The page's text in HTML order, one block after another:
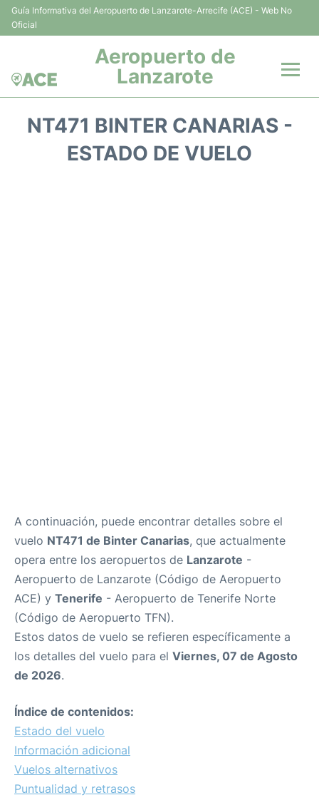
Guía Informativa del Aeropuerto de Lanzarote-Arrecife (ACE) - Web No
Oficial
Aeropuerto de
Lanzarote
NT471 BINTER CANARIAS -
ESTADO DE VUELO
A continuación, puede encontrar detalles sobre el
vuelo NT471 de Binter Canarias, que actualmente
opera entre los aeropuertos de Lanzarote -
Aeropuerto de Lanzarote (Código de Aeropuerto
ACE) y Tenerife - Aeropuerto de Tenerife Norte
(Código de Aeropuerto TFN).
Estos datos de vuelo se refieren específicamente a
los detalles del vuelo para el Viernes, 07 de Agosto
de 2026.
Índice de contenidos:
Estado del vuelo
Información adicional
Vuelos alternativos
Puntualidad y retrasos